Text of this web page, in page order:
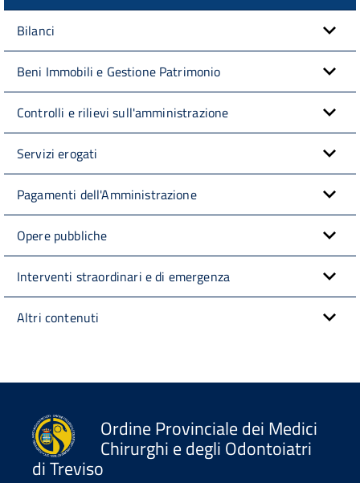
Bilanci
Beni Immobili e Gestione Patrimonio
Controlli e rilievi sull'amministrazione
Servizi erogati
Pagamenti dell'Amministrazione
Opere pubbliche
Interventi straordinari e di emergenza
Altri contenuti
Ordine Provinciale dei Medici
Chirurghi e degli Odontoiatri
di Treviso